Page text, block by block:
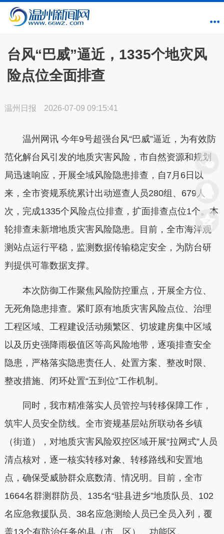
台风“巴威”逼近，1335个地灾风
险点位全面排查
温州日报 2026-07-09 09:15:41
温州网讯 今年9号超强台风“巴威”逼近，为有效防
范化解台风引发的地质灾害风险，市自然资源和规划
局迅速响应，开展全域风险隐患排查，自7月6日以
来，全市资规系统累计出动巡查人员280组、679人
次，完成1335个风险点位排查，扩面排查点位1个。本
轮排查未新增地质灾害风险隐患。目前，全市海洋观
测站点运行平稳，监测数据传输稳定安全，为防台研
判提供可靠数据支撑。
本次防御工作聚焦风险防控重点，开展全方位、
无死角隐患排查。紧盯原有地质灾害风险点位、治理
工程区域、工程建设活动频繁区、切坡建房集中区域
以及历史强降雨极值区等高风险地带，逐项排查安全
隐患，严格落实隐患责任人、处置方案、整改时限、
整改措施、闭环处置“五到位”工作机制。
同时，我市精准落实人员管控与转移保障工作，
筑牢人员安全防线。全市资规基层站所联动各乡镇
（街道），对地质灾害风险双控区域开展“拉网式”人员
清点核对，逐一核实转移对象、转移路线和安置地
点，确保受威胁群众底数清、情况明。目前，全市
1664名群测群防员、135名“驻县进乡”地质队员、102
名应急救援队员、38名应急测绘人员已全员入列，覆
盖13个有防治任务的县（市、区）、功能区。